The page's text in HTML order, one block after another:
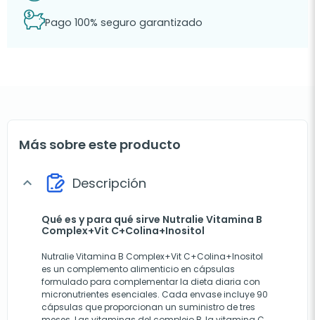
Pago 100% seguro garantizado
Más sobre este producto
expand_more Descripción
Qué es y para qué sirve Nutralie Vitamina B
Complex+Vit C+Colina+Inositol
Nutralie Vitamina B Complex+Vit C+Colina+Inositol
es un complemento alimenticio en cápsulas
formulado para complementar la dieta diaria con
micronutrientes esenciales. Cada envase incluye 90
cápsulas que proporcionan un suministro de tres